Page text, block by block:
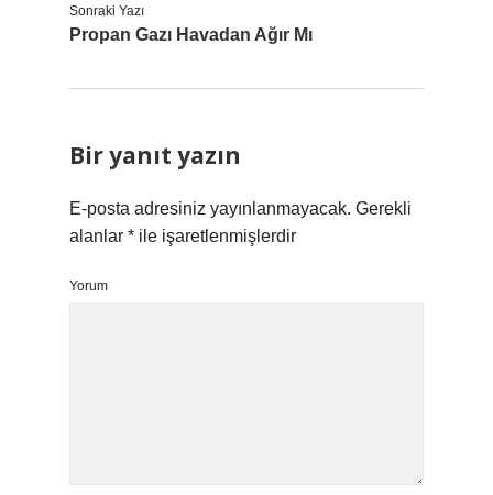
Sonraki Yazı
Propan Gazı Havadan Ağır Mı
Bir yanıt yazın
E-posta adresiniz yayınlanmayacak. Gerekli
alanlar * ile işaretlenmişlerdir
Yorum